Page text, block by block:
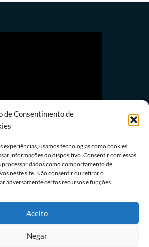
de Consentimento de
experiências, usamos tecnologias como cookies
informações do dispositivo. Consentir com essas
dados como comportamento de
neste site. Não consentir ou retirar o
adversamente certos recursos e funções.
Aceito
Negar
amplia penas de Ronnie